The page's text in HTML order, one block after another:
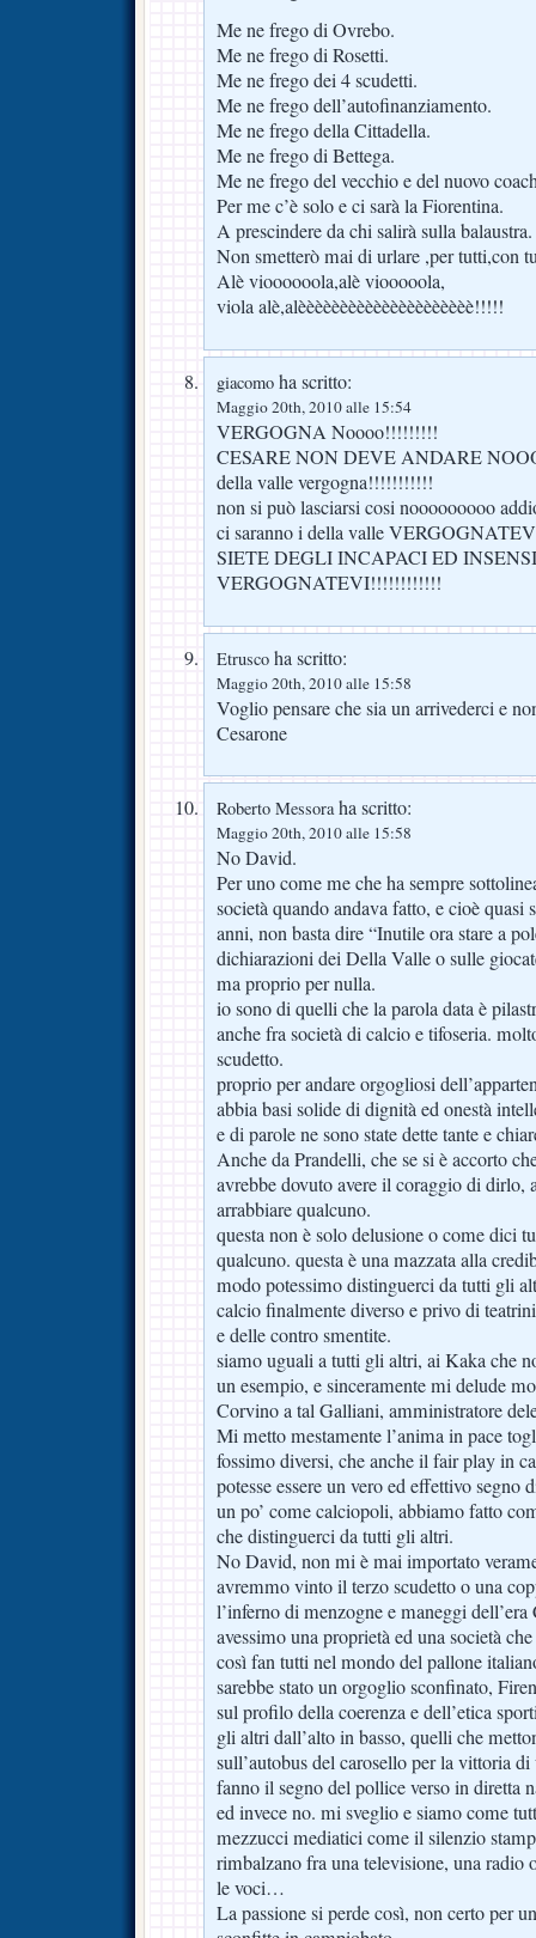
Me ne frego di Ovrebo.
Me ne frego di Rosetti.
Me ne frego dei 4 scudetti.
Me ne frego dell’autofinanziamento.
Me ne frego della Cittadella.
Me ne frego di Bettega.
Me ne frego del vecchio e del nuovo
Per me c’è solo e ci sarà la Fiorentina.
A prescindere da chi salirà sulla balaustra.
Non smetterò mai di urlare ,per tutti,con
Alè vioooooola,alè viooooola,
viola alè,alèèèèèèèèèèèèèèèèèèèèè!!!!!
giacomo ha scritto:
Maggio 20th, 2010 alle 15:54
VERGOGNA Noooo!!!!!!!!!
CESARE NON DEVE ANDARE
della valle vergogna!!!!!!!!!!!
non si può lasciarsi cosi nooooooooo
ci saranno i della valle
SIETE DEGLI INCAPACI ED
VERGOGNATEVI!!!!!!!!!!!!
Etrusco ha scritto:
Maggio 20th, 2010 alle 15:58
Voglio pensare che sia un arrivederci e
Cesarone
Roberto Messoraha scritto:
Maggio 20th, 2010 alle 15:58
No David.
Per uno come me che ha sempre
società quando andava fatto, e cioè
anni, non basta dire “Inutile ora stare a
dichiarazioni dei Della Valle o sulle
ma proprio per nulla.
io sono di quelli che la parola data è
anche fra società di calcio e tifoseria.
scudetto.
proprio per andare orgogliosi
abbia basi solide di dignità ed onestà
e di parole ne sono state dette tante e
Anche da Prandelli, che se si è accorto
avrebbe dovuto avere il coraggio di dirlo,
arrabbiare qualcuno.
questa non è solo delusione o come dici
qualcuno. questa è una mazzata alla
modo potessimo distinguerci da tutti gli
calcio finalmente diverso e privo di
e delle contro smentite.
siamo uguali a tutti gli altri, ai Kaka che
un esempio, e sinceramente mi delude
Corvino a tal Galliani, amministratore
Mi metto mestamente l’anima in pace
fossimo diversi, che anche il fair play in
potesse essere un vero ed effettivo segno
un po’ come calciopoli, abbiamo fatto
che distinguerci da tutti gli altri.
No David, non mi è mai importato
avremmo vinto il terzo scudetto o una
l’inferno di menzogne e maneggi
avessimo una proprietà ed una società
così fan tutti nel mondo del pallone
sarebbe stato un orgoglio sconfinato,
sul profilo della coerenza e dell’etica
gli altri dall’alto in basso, quelli che
sull’autobus del carosello per la vittoria
fanno il segno del pollice verso in diretta
ed invece no. mi sveglio e siamo come
mezzucci mediatici come il silenzio
rimbalzano fra una televisione, una radio
le voci…
La passione si perde così, non certo per